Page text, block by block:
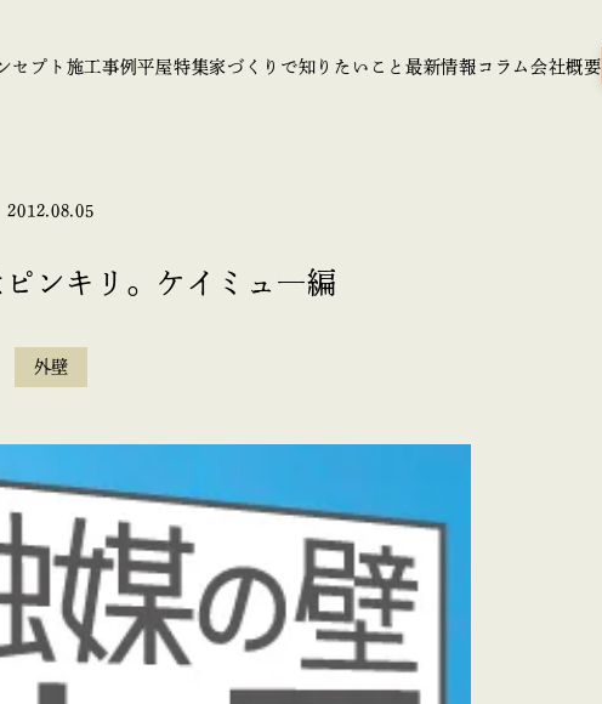
セプト 施工事例平屋特集家づくりで知りたいこと最新情報 コラム 会社概要
2012.08.05
ピンキリ。ケイミュ―編
外壁